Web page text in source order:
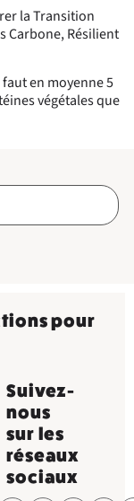
la Transition
Carbone, Résilient
en moyenne 5
végétales que
pour
Suivez-
nous
sur les
réseaux
sociaux